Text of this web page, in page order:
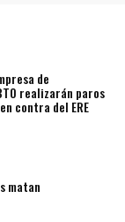
de
realizarán paros
contra del ERE
matan